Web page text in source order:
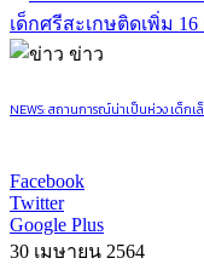
ข่าว
NEWS: สถานการณ์น่าเป็นห่วง เด็ก
Facebook
Twitter
Google Plus
30 เมษายน 2564